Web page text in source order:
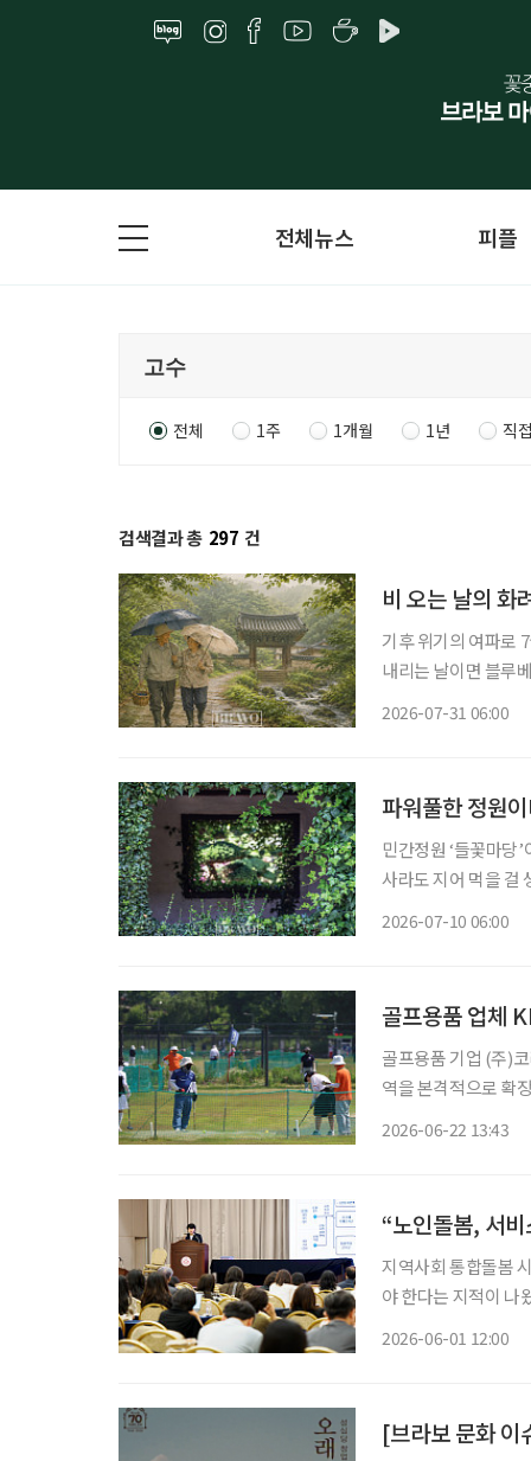
전체뉴스 피플
전체 1주 1개월 1년 직
검색결과 총 297 건
비 오는 날의 화
기후 위기의 여파로
내리는 날이면 블루베리 주
2026-07-31 06:00
파워풀한 정원
민간정원 ‘들꽃마당
사라도 지어 먹을 걸
2026-07-10 06:00
골프용품 업체
골프용품 기업 (주)
역을 본격적으로 확
2026-06-22 13:43
“노인돌봄, 서비
지역사회 통합돌봄
야 한다는 지적이 나
2026-06-01 12:00
[브라보 문화 이